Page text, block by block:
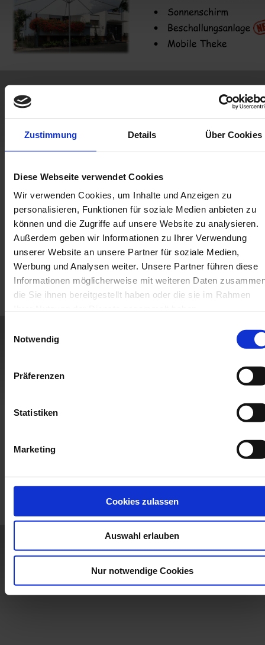
Zustimmung Details Über Cookies
Diese Webseite verwendet Cookies
Wir verwenden Cookies, um Inhalte und Anzeigen zu
personalisieren, Funktionen für soziale Medien anbieten zu
können und die Zugriffe auf unsere Website zu analysieren.
Außerdem geben wir Informationen zu Ihrer Verwendung
unserer Website an unsere Partner für soziale Medien,
Werbung und Analysen weiter. Unsere Partner führen diese
Informationen möglicherweise mit weiteren Daten
die Sie ihnen bereitgestellt haben oder die sie im Rahmen
Notwendig
Präferenzen
Statistiken
Marketing
Cookies zulassen
Auswahl erlauben
Nur notwendige Cookies